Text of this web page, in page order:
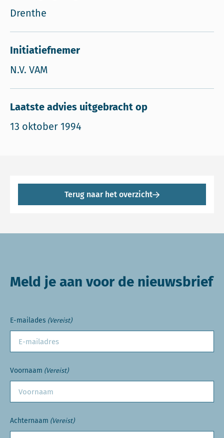
Drenthe
Initiatiefnemer
N.V. VAM
Laatste advies uitgebracht op
13 oktober 1994
Terug naar het overzicht
Meld je aan voor de nieuwsbrief
E-mailades (Vereist)
Voornaam (Vereist)
Achternaam (Vereist)